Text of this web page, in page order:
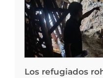
Los refugiados